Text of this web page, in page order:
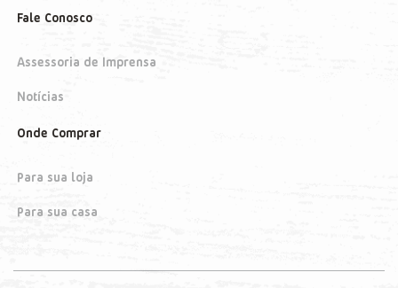
Fale Conosco
Assessoria de Imprensa
Notícias
Onde Comprar
Para sua loja
Para sua casa